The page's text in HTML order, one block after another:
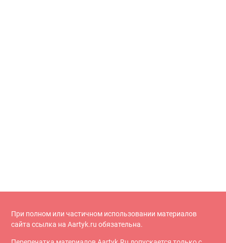
При полном или частичном использовании материалов
сайта ссылка на Aartyk.ru oбязательна.